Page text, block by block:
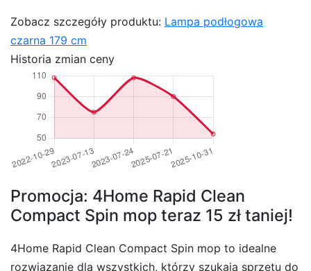
Zobacz szczegóły produktu: Lampa podłogowa
czarna 179 cm
Historia zmian ceny
Promocja: 4Home Rapid Clean
Compact Spin mop teraz 15 zł taniej!
4Home Rapid Clean Compact Spin mop to idealne
rozwiązanie dla wszystkich, którzy szukają sprzętu do